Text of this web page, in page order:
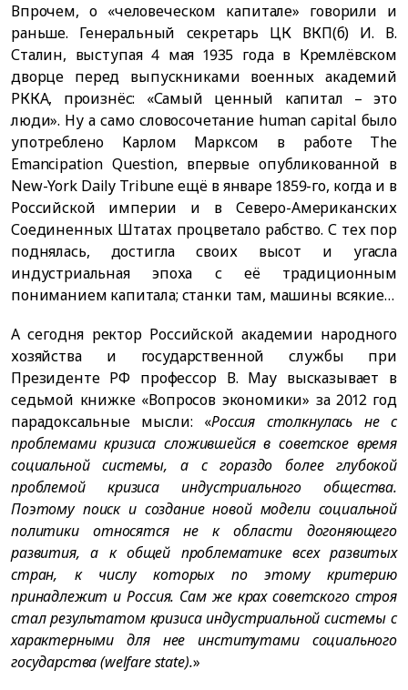
Впрочем, о «человеческом капитале» говорили и
раньше. Генеральный секретарь ЦК ВКП(б) И. В.
Сталин, выступая 4 мая 1935 года в Кремлёвском
дворце перед выпускниками военных академий
РККА, произнёс: «Самый ценный капитал – это
люди». Ну а само словосочетание human capital было
употреблено Карлом Марксом в работе The
Emancipation Question, впервые опубликованной в
New-York Daily Tribune ещё в январе 1859-го, когда и в
Российской империи и в Северо-Американских
Соединенных Штатах процветало рабство. С тех пор
поднялась, достигла своих высот и угасла
индустриальная эпоха с её традиционным
пониманием капитала; станки там, машины всякие…
А сегодня ректор Российской академии народного
хозяйства и государственной службы при
Президенте РФ профессор В. Мау высказывает в
седьмой книжке «Вопросов экономики» за 2012 год
парадоксальные мысли: «Россия столкнулась не с
проблемами кризиса сложившейся в советское время
социальной системы, а с гораздо более глубокой
проблемой кризиса индустриального общества.
Поэтому поиск и создание новой модели социальной
политики относятся не к области догоняющего
развития, а к общей проблематике всех развитых
стран, к числу которых по этому критерию
принадлежит и Россия. Сам же крах советского строя
стал результатом кризиса индустриальной системы с
характерными для нее институтами социального
государства (welfare state).»